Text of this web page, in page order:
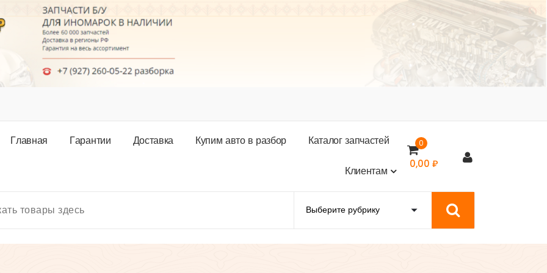
Главная Гарантии Доставка Купим авто в разбор Каталогзапчастей
Клиентам
0
0,00 ₽